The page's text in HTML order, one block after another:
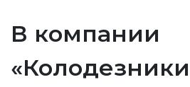
В компании